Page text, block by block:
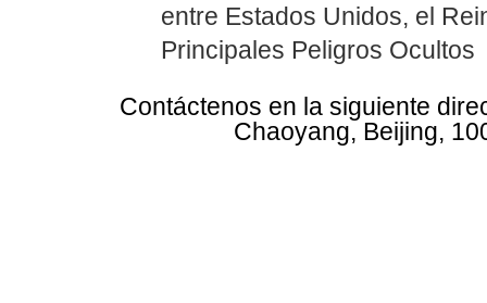
entre Estados Unidos, el
Principales Peligros Ocultos
Contáctenos en la siguiente
Chaoyang, Beijing,